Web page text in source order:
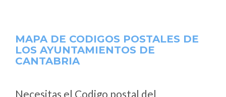
MAPA DE CODIGOS POSTALES DE
LOS AYUNTAMIENTOS DE
CANTABRIA
Necesitas el Codigo postal del